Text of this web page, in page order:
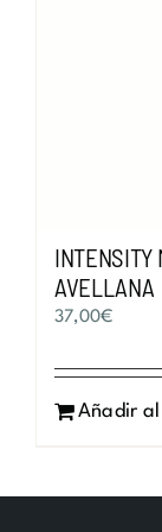
INTENSITY
AVELLANA
37,00€
Añadir